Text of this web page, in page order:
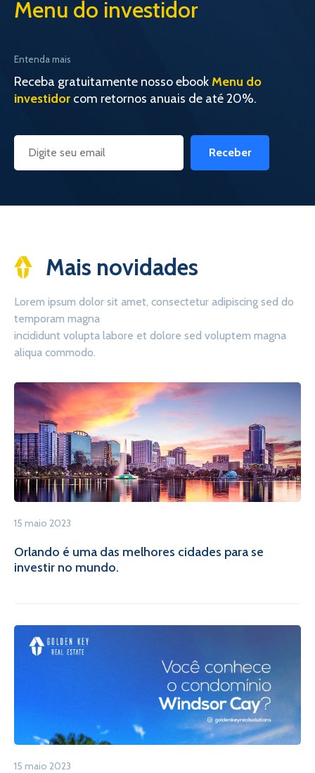
Menu do investidor
Entenda mais
Receba gratuitamente nosso ebookMenu do
investidor com retornos anuais de até 20%.
Receber
Mais novidades
Lorem ipsum dolor sit amet, consectetur adipiscing sed do
temporam magna
incididunt volupta labore et dolore sed voluptem magna
aliqua commodo.
15 maio 2023
Orlando é uma das melhores cidades para se
investir no mundo.
15 maio 2023